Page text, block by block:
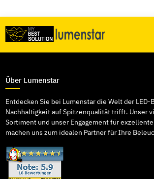
Über Lumenstar
Entdecken Sie bei Lumenstar die Welt der
Nachhaltigkeit auf Spitzenqualität trifft. Unser
Sortiment und unser Engagement für
machen uns zum idealen Partner für Ihre